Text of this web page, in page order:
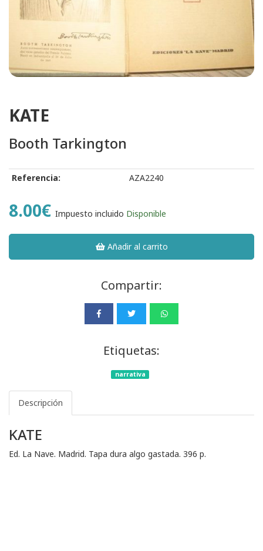
KATE
Booth Tarkington
Referencia: AZA2240
8.00€ Impuesto incluido Disponible
Añadir al carrito
Compartir:
Etiquetas:
narrativa
Descripción
KATE
Ed. La Nave. Madrid. Tapa dura algo gastada. 396 p.